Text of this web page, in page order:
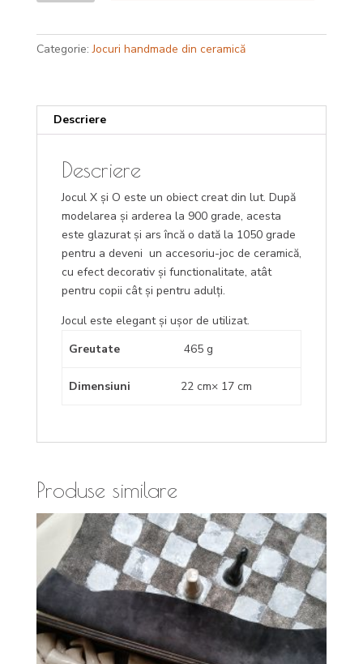
0
Categorie:Jocuri handmade din ceramică
Descriere
Descriere
Jocul X și O este un obiect creat din lut. După
modelarea și arderea la 900 grade, acesta
este glazurat și ars încă o dată la 1050 grade
pentru a deveni un accesoriu-joc de ceramică,
cu efect decorativ și functionalitate, atât
pentru copii cât și pentru adulți.
Jocul este elegant și ușor de utilizat.
Greutate
465 g
Dimensiuni 22 cm× 17 cm
Produse similare